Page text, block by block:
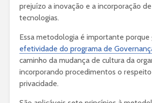
prejuízo a inovação e a incorporação
tecnologias.
Essa metodologia é importante porque
efetividade do programa de
caminho da mudança de cultura da
incorporando procedimentos o
privacidade.